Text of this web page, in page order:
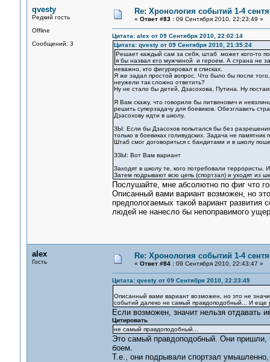
qvesty
Редкий гость
Offline
Сообщений: 3
Re: Хронология событий 1-4
« Ответ #83 :09 Сентября 2010, 22:23:49 »
Цитата: alex от 09 Сентября 2010, 22:02:14
Цитата: qvesty от 09 Сентября 2010, 21:35:24
Решает каждый сам за себя, штаб может кого-то
я бы назвал его мужчиной и героем. А страна не
неважно, кто фигурировал в списках.
Я же задал простой вопрос. Что было бы после
неужели так сложно ответить?
Ну не стало бы детей, Дзасохова, Путина. Ну
Я Вам скажу, что говорили бы литвинович и
решить суперзадачу для боевиков. Обезглавить
Дзасохову идти в школу.
ЗЫ: Если бы Дзасохов попытался бы без
только в боевиках голивудских. Задача не памятник
Штаб смог договориться с бандитами и в школу
ЗЗЫ: Вот Вам вариант
Заходят в школу те, кого потребовали террористы.
Затем подрывают всю цепь (спортзал) и уходят из
Послушайте, мне абсолютно по фиг что
Описанный вами вариант возможен, но
предпологаемых такой вариант
людей не нанесло бы непоправимого
alex
Гость
Re: Хронология событий 1-4
« Ответ #84 :09 Сентября 2010, 22:43:47 »
Цитата: qvesty от 09 Сентября 2010, 22:23:49
Описанный вами вариант возможен, но это не
событий далеко не самый правдоподобный... И еще
Если возможен, значит нельзя отдавать
Цитировать
не самый правдоподобный...
Это самый правдоподобный. Они пришли,
боем.
Т.е., они подрывали спортзал умышленно,